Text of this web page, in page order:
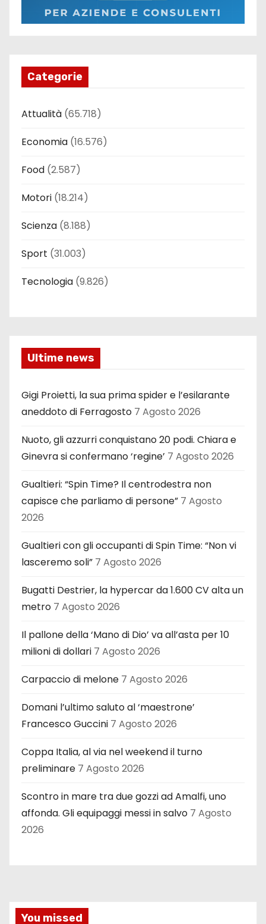
Categorie
Attualità (65.718)
Economia (16.576)
Food (2.587)
Motori (18.214)
Scienza (8.188)
Sport (31.003)
Tecnologia (9.826)
Ultime news
Gigi Proietti, la sua prima spider e l’esilarante
aneddoto di Ferragosto 7 Agosto 2026
Nuoto, gli azzurri conquistano 20 podi. Chiara e
Ginevra si confermano ‘regine’ 7 Agosto 2026
Gualtieri: “Spin Time? Il centrodestra non
capisce che parliamo di persone” 7 Agosto
2026
Gualtieri con gli occupanti di Spin Time: “Non vi
lasceremo soli” 7 Agosto 2026
Bugatti Destrier, la hypercar da 1.600 CV alta un
metro 7 Agosto 2026
Il pallone della ‘Mano di Dio’ va all’asta per 10
milioni di dollari 7 Agosto 2026
Carpaccio di melone 7 Agosto 2026
Domani l’ultimo saluto al ‘maestrone’
Francesco Guccini 7 Agosto 2026
Coppa Italia, al via nel weekend il turno
preliminare 7 Agosto 2026
Scontro in mare tra due gozzi ad Amalfi, uno
affonda. Gli equipaggi messi in salvo 7 Agosto
2026
You missed